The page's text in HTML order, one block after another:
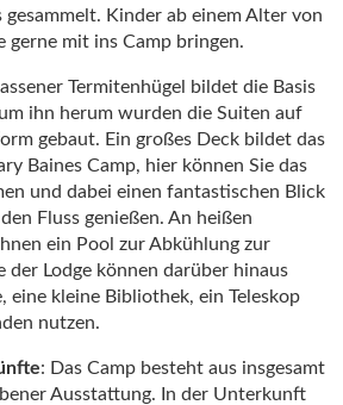
Kinder ab einem Alter von
gerne mit ins Camp bringen.
Termitenhügel bildet die Basis
ihn herum wurden die Suiten auf
gebaut. Ein großes Deck bildet das
Baines Camp, hier können Sie das
und dabei einen fantastischen Blick
Fluss genießen. An heißen
ein Pool zur Abkühlung zur
der Lodge können darüber hinaus
eine kleine Bibliothek, ein Teleskop
nutzen.
: Das Camp besteht aus insgesamt
Ausstattung. In der Unterkunft